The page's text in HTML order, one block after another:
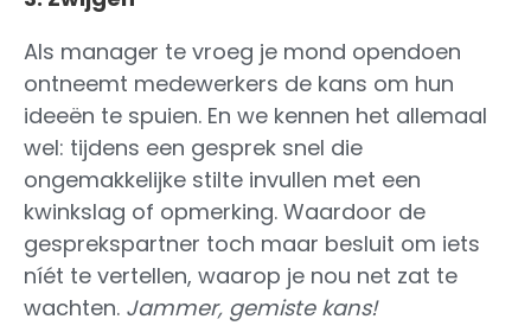
Als manager te vroeg je mond opendoen
ontneemt medewerkers de kans om hun
ideeën te spuien. En we kennen het allemaal
wel: tijdens een gesprek snel die
ongemakkelijke stilte invullen met een
kwinkslag of opmerking. Waardoor de
gesprekspartner toch maar besluit om iets
níét te vertellen, waarop je nou net zat te
wachten. Jammer, gemiste kans!